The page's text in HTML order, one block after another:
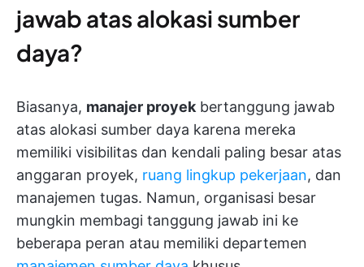
jawab atas alokasi sumber
daya?
Biasanya, manajer proyek bertanggung jawab
atas alokasi sumber daya karena mereka
memiliki visibilitas dan kendali paling besar atas
anggaran proyek, ruang lingkup pekerjaan, dan
manajemen tugas. Namun, organisasi besar
mungkin membagi tanggung jawab ini ke
beberapa peran atau memiliki departemen